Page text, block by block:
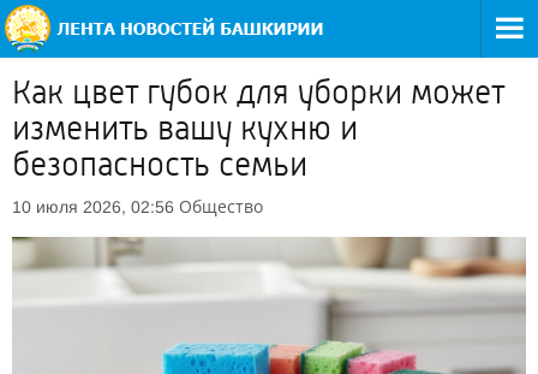
Как цвет губок для уборки может
изменить вашу кухню и
безопасность семьи
10 июля 2026, 02:56 Общество